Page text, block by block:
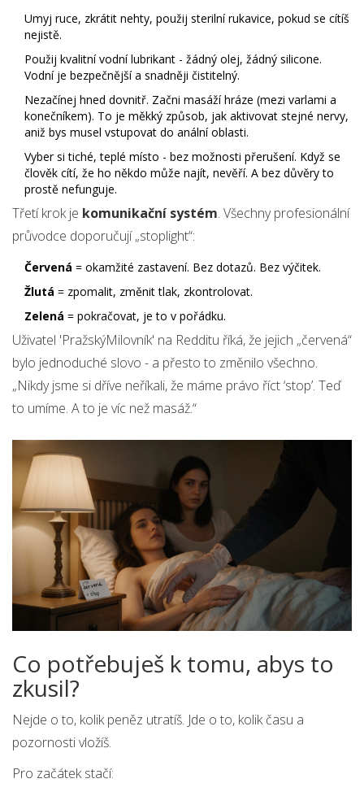
Umyj ruce, zkrátit nehty, použij sterilní rukavice, pokud se cítíš
nejistě.
Použij kvalitní vodní lubrikant - žádný olej, žádný silicone.
Vodní je bezpečnější a snadněji čistitelný.
Nezačínej hned dovnitř. Začni masáží hráze (mezi varlami a
konečníkem). To je měkký způsob, jak aktivovat stejné nervy,
aniž bys musel vstupovat do anální oblasti.
Vyber si tiché, teplé místo - bez možnosti přerušení. Když se
člověk cítí, že ho někdo může najít, nevěří. A bez důvěry to
prostě nefunguje.
Třetí krok je komunikační systém. Všechny profesionální
průvodce doporučují „stoplight“:
Červená = okamžité zastavení. Bez dotazů. Bez výčitek.
Žlutá = zpomalit, změnit tlak, zkontrolovat.
Zelená = pokračovat, je to v pořádku.
Uživatel 'PražskýMilovník' na Redditu říká, že jejich „červená“
bylo jednoduché slovo - a přesto to změnilo všechno.
„Nikdy jsme si dříve neříkali, že máme právo říct ‘stop’. Teď
to umíme. A to je víc než masáž.“
Co potřebuješ k tomu, abys to
zkusil?
Nejde o to, kolik peněz utratíš. Jde o to, kolik času a
pozornosti vložíš.
Pro začátek stačí: